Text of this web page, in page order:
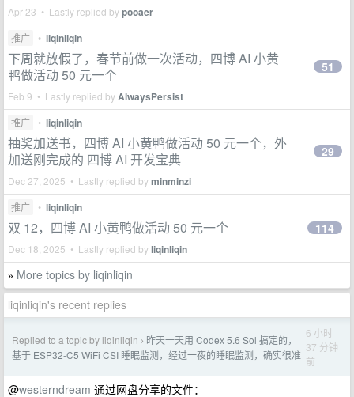
Apr 23 • Lastly replied bypooaer
推广 • liqinliqin
下周就放假了，春节前做一次活动，四博 AI 小黄
鸭做活动 50 元一个
Feb 9 • Lastly replied byAlwaysPersist
51
推广 • liqinliqin
抽奖加送书，四博 AI 小黄鸭做活动 50 元一个，外
加送刚完成的 四博 AI 开发宝典
Dec 27, 2025 • Lastly replied byminminzi
29
推广 • liqinliqin
双 12，四博 AI 小黄鸭做活动 50 元一个
Dec 18, 2025 • Lastly replied byliqinliqin
114
» More topics by liqinliqin
liqinliqin's recent replies
Replied to a topic by liqinliqin › 昨天一天用 Codex 5.6 Sol 搞定的，
基于 ESP32-C5 WiFi CSI 睡眠监测，经过一夜的睡眠监测，确实很准
6 小时
37 分钟
前
@westerndream 通过网盘分享的文件：